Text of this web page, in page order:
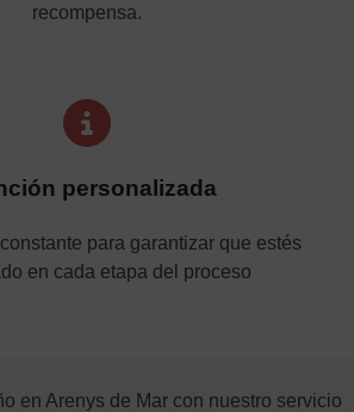
recompensa.
personalizada
para garantizar que estés
en cada etapa del proceso
en Arenys de Mar con nuestro servicio